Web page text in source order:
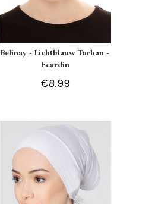
Belinay - Lichtblauw Turban -
Ecardin
€8.99